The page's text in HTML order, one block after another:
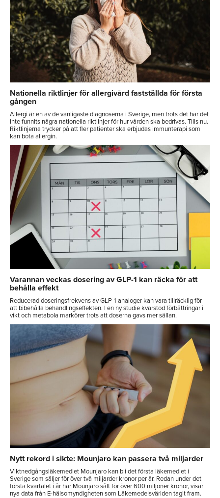
Nationella riktlinjer för allergivård fastställda för första
gången
Allergi är en av de vanligaste diagnoserna i Sverige, men trots det har det
inte funnits några nationella riktlinjer för hur vården ska bedrivas. Tills nu.
Riktlinjerna trycker på att fler patienter ska erbjudas immunterapi som
kan bota allergin.
Varannan veckas dosering av GLP-1 kan räcka för att
behålla effekt
Reducerad doseringsfrekvens av GLP-1-analoger kan vara tillräcklig för
att bibehålla behandlingseffekten. I en ny studie kvarstod förbättringar i
vikt och metabola markörer trots att doserna gavs mer sällan.
Nytt rekord i sikte: Mounjaro kan passera två miljarder
Viktnedgångsläkemedlet Mounjaro kan bli det första läkemedlet i
Sverige som säljer för över två miljarder kronor per år. Redan under det
första kvartalet i år har Mounjaro sålt för över 600 miljoner kronor, visar
nya data från E-hälsomyndigheten som Läkemedelsvärlden tagit fram.